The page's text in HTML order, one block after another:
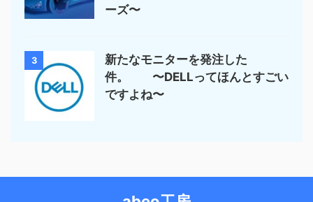
ーズ〜
3
新たなモニターを発注した
件。 〜DELLってほんとすごい
ですよね〜